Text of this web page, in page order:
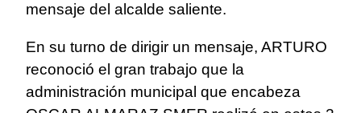
mensaje del alcalde saliente.
En su turno de dirigir un mensaje, ARTURO
reconoció el gran trabajo que la
administración municipal que encabeza